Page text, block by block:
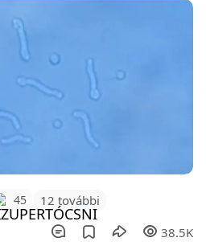
45 12 további
38.5K